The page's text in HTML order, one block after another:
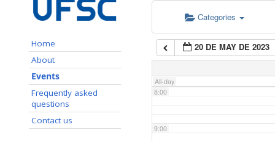
Home
About
Events
Frequently asked
questions
Contact us
Categories
20 DE MAY DE 2023
All-day
7:00
8:00
9:00